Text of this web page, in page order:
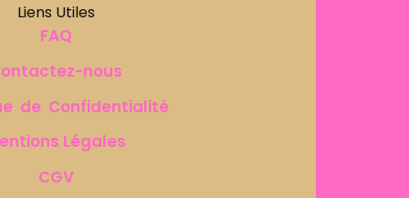
Liens Utiles
FAQ
nous
de Confidentialité
Légales
CGV